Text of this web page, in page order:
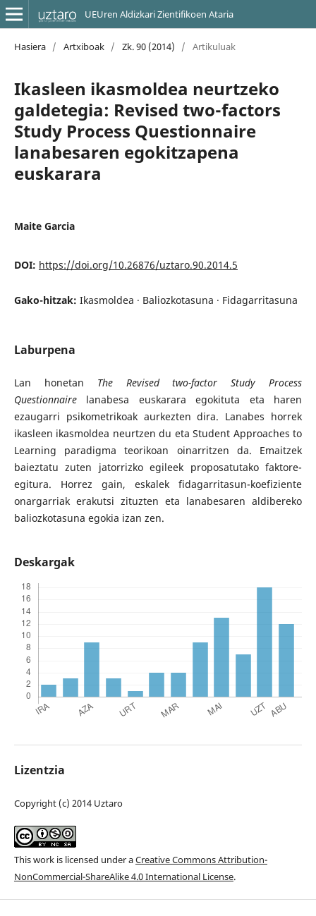
UEUren Aldizkari Zientifikoen Ataria
Hasiera / Artxiboak / Zk. 90 (2014) / Artikuluak
Ikasleen ikasmoldea neurtzeko
galdetegia: Revised two-factors
Study Process Questionnaire
lanabesaren egokitzapena
euskarara
Maite Garcia
DOI: https://doi.org/10.26876/uztaro.90.2014.5
Gako-hitzak: Ikasmoldea · Baliozkotasuna · Fidagarritasuna
Laburpena
Lan honetan The Revised two-factor Study Process
Questionnaire lanabesa euskarara egokituta eta haren
ezaugarri psikometrikoak aurkezten dira. Lanabes horrek
ikasleen ikasmoldea neurtzen du eta Student Approaches to
Learning paradigma teorikoan oinarritzen da. Emaitzek
baieztatu zuten jatorrizko egileek proposatutako faktore-
egitura. Horrez gain, eskalek fidagarritasun-koefiziente
onargarriak erakutsi zituzten eta lanabesaren aldibereko
baliozkotasuna egokia izan zen.
Deskargak
Lizentzia
Copyright (c) 2014 Uztaro
This work is licensed under aCreative Commons Attribution-
NonCommercial-ShareAlike 4.0 International License.